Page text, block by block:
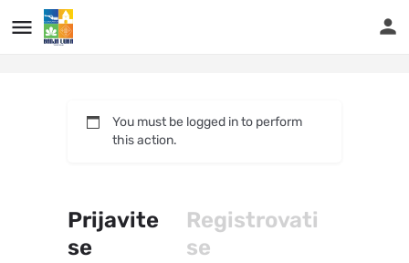
You must be logged in to perform
this action.
Prijavite
se
Registrovati
se